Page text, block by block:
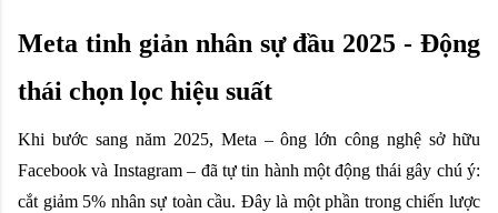
Meta tinh giản nhân sự đầu 2025 - Động
thái chọn lọc hiệu suất
Khi bước sang năm 2025, Meta – ông lớn công nghệ sở hữu
Facebook và Instagram – đã tự tin hành một động thái gây chú ý:
cắt giảm 5% nhân sự toàn cầu. Đây là một phần trong chiến lược